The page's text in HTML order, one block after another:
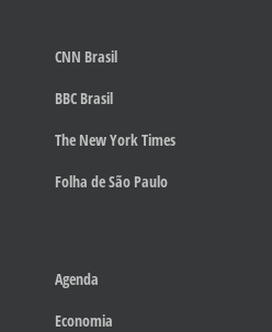
CNN Brasil
BBC Brasil
The New York Times
Folha de São Paulo
Agenda
Economia